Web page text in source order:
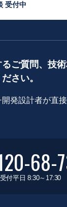
受付中
ご質問、技
さい。
発設計者が直
68-
受付平日 8:30～17:30